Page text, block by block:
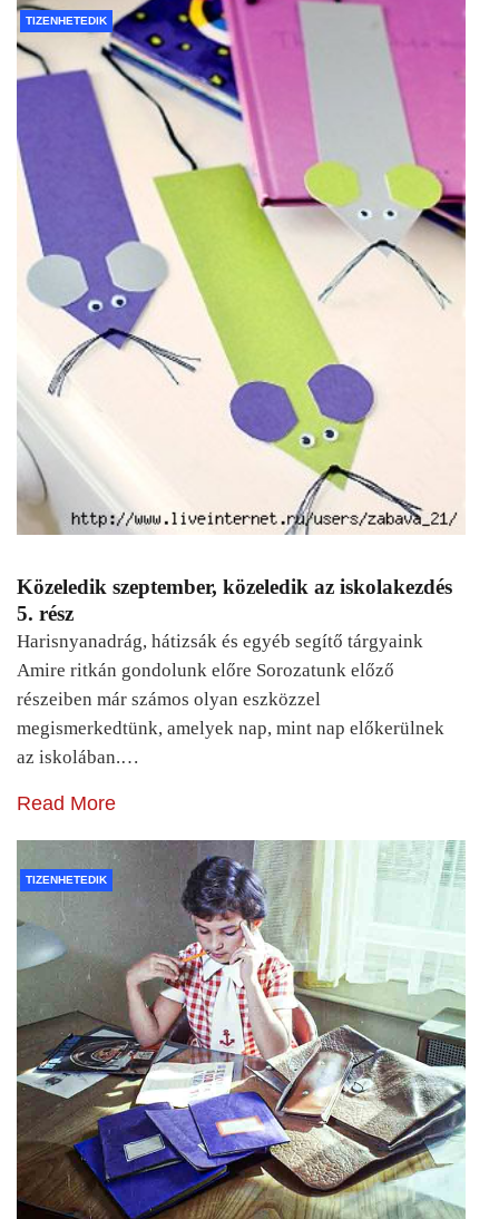
TIZENHETEDIK
Közeledik szeptember, közeledik az iskolakezdés
5. rész
Harisnyanadrág, hátizsák és egyéb segítő tárgyaink
Amire ritkán gondolunk előre Sorozatunk előző
részeiben már számos olyan eszközzel
megismerkedtünk, amelyek nap, mint nap előkerülnek
az iskolában.…
Read More
TIZENHETEDIK